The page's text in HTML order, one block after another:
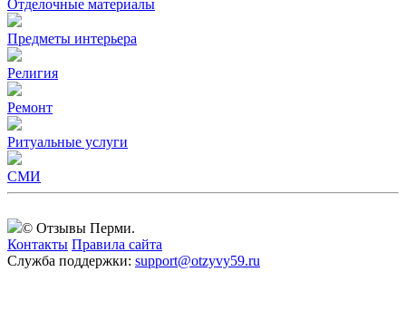
Отделочные материалы
Предметы интерьера
Религия
Ремонт
Ритуальные услуги
СМИ
© Отзывы Перми.
Контакты Правила сайта
Служба поддержки: support@otzyvy59.ru